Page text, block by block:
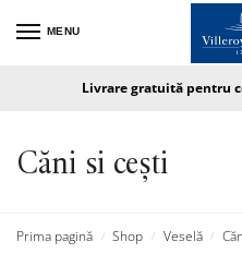
MENU
Livrare gratuită pentru
Căni si cești
Prima pagină / Shop / Veselă /